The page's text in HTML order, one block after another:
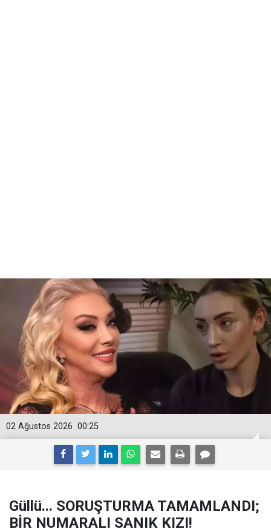
00:25
02 Ağustos 2026
Güllü... SORUŞTURMA TAMAMLANDI;
BİR NUMARALI SANIK KIZI!